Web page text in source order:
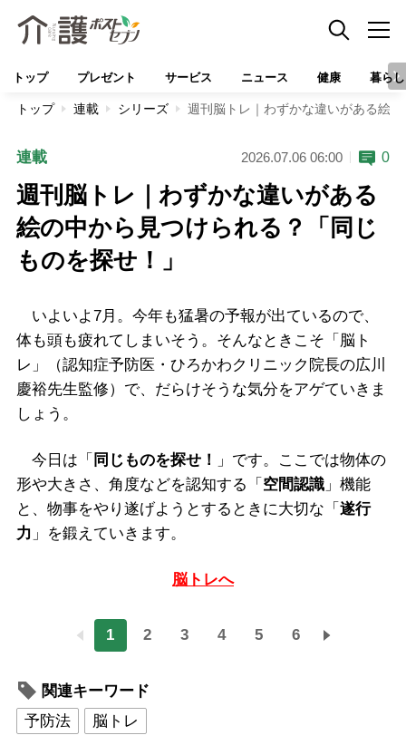
トップ プレゼント サービス ニュース 健康 暮らし
トップ 連載 シリーズ 週刊脳トレ｜わずかな違いがある絵
連載 2026.07.06 06:00 0
週刊脳トレ｜わずかな違いがある
絵の中から見つけられる？「同じ
ものを探せ！」
いよいよ7月。今年も猛暑の予報が出ているので、
体も頭も疲れてしまいそう。そんなときこそ「脳ト
レ」（認知症予防医・ひろかわクリニック院長の広川
慶裕先生監修）で、だらけそうな気分をアゲていきま
しょう。
今日は「 同じものを探せ！
」です。ここでは物体の
形や大きさ、角度などを認知する「 空間認識」機能
と、物事をやり遂げようとするときに大切な「 遂行
力 」を鍛えていきます。
脳トレへ
1 2 3 4 5 6
関連キーワード
予防法
脳トレ